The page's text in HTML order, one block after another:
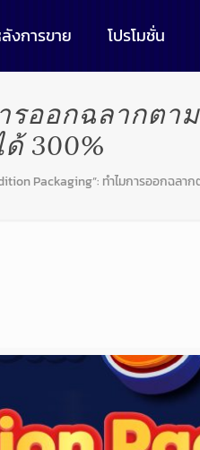
งการขาย โปรโมชั่น
รออกฉลากต
ด้ 300%
Packaging”: ทำไมการออกฉลา